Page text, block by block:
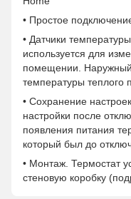
• Простое
• Датчики
используется для
помещении.
температуры теплого
• Сохранение
настройки после
появления питания
который был до
• Монтаж. Термостат
стеновую коробку